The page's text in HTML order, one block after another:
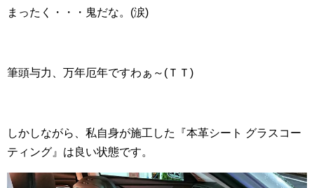
まったく・・・鬼だな。(涙)
筆頭与力、万年厄年ですわぁ～(ＴＴ)
しかしながら、私自身が施工した『本革シート グラスコー
ティング』は良い状態です。